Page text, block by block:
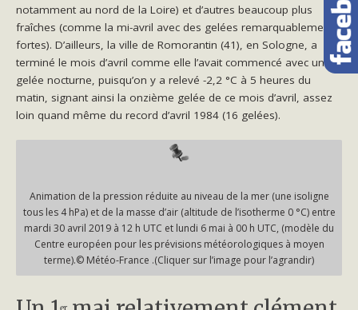
notamment au nord de la Loire) et d’autres beaucoup plus
fraîches (comme la mi-avril avec des gelées remarquablement
fortes). D’ailleurs, la ville de Romorantin (41), en Sologne, a
terminé le mois d’avril comme elle l’avait commencé avec une
gelée nocturne, puisqu’on y a relevé -2,2 °C à 5 heures du
matin, signant ainsi la onzième gelée de ce mois d’avril, assez
loin quand même du record d’avril 1984 (16 gelées).
Animation de la pression réduite au niveau de la mer (une isoligne
tous les 4 hPa) et de la masse d’air (altitude de l’isotherme 0 °C) entre
mardi 30 avril 2019 à 12 h UTC et lundi 6 mai à 00 h UTC, (modèle du
Centre européen pour les prévisions météorologiques à moyen
terme).© Météo-France .(Cliquer sur l’image pour l’agrandir)